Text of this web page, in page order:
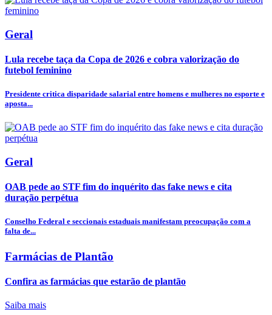
Geral
Lula recebe taça da Copa de 2026 e cobra valorização do
futebol feminino
Presidente critica disparidade salarial entre homens e mulheres no esporte e
aposta...
Geral
OAB pede ao STF fim do inquérito das fake news e cita
duração perpétua
Conselho Federal e seccionais estaduais manifestam preocupação com a
falta de...
Farmácias de Plantão
Confira as farmácias que estarão de plantão
Saiba mais